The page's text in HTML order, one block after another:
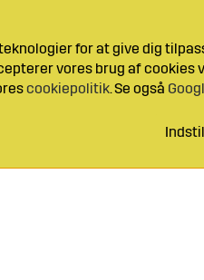
for at give dig
vores brug af cookies
cookiepolitik. Se også